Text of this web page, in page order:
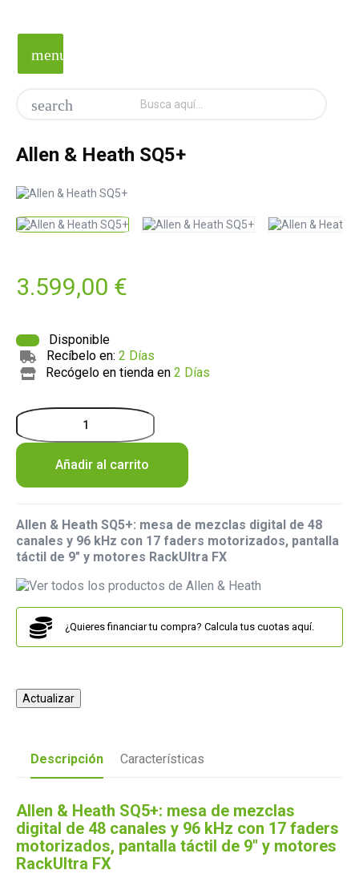
menu
search
Allen & Heath SQ5+
3.599,00 €
Disponible
Recíbelo en:2 Días
Recógelo en tienda en2 Días
Añadir al carrito
Allen & Heath SQ5+: mesa de mezclas digital de 48
canales y 96 kHz con 17 faders motorizados, pantalla
táctil de 9" y motores RackUltra FX
¿Quieres financiar tu compra? Calcula tus cuotas aquí.
Descripción Características
Allen & Heath SQ5+: mesa de mezclas
digital de 48 canales y 96 kHz con 17 faders
motorizados, pantalla táctil de 9" y motores
RackUltra FX